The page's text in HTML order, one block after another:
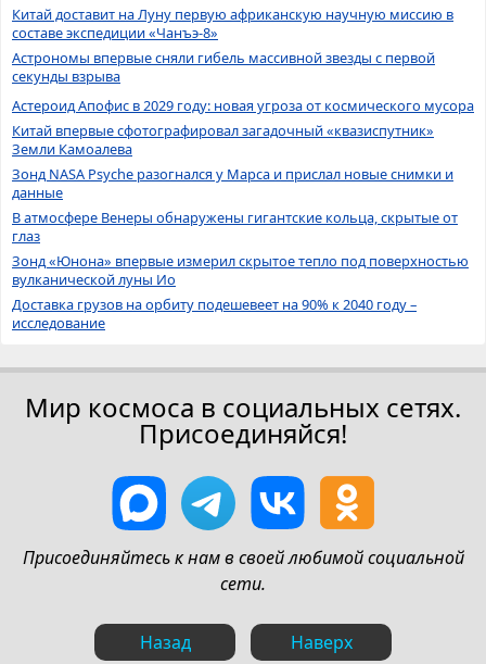
Китай доставит на Луну первую африканскую научную миссию в
составе экспедиции «Чанъэ-8»
Астрономы впервые сняли гибель массивной звезды с первой
секунды взрыва
Астероид Апофис в 2029 году: новая угроза от космического мусора
Китай впервые сфотографировал загадочный «квазиспутник»
Земли Камоалева
Зонд NASA Psyche разогнался у Марса и прислал новые снимки и
данные
В атмосфере Венеры обнаружены гигантские кольца, скрытые от
глаз
Зонд «Юнона» впервые измерил скрытое тепло под поверхностью
вулканической луны Ио
Доставка грузов на орбиту подешевеет на 90% к 2040 году –
исследование
Мир космоса в социальных сетях.
Присоединяйся!
Присоединяйтесь к нам в своей любимой социальной
сети.
Назад Наверх